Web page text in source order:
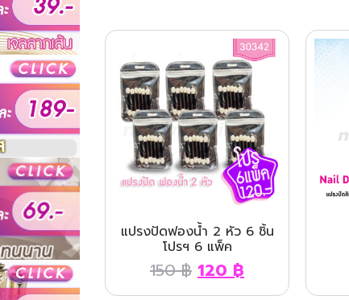
แปรงปัดฟองน้ำ 2 หัว 6 ชิ้น
โปรฯ 6 แพ็ค
150฿ 120฿